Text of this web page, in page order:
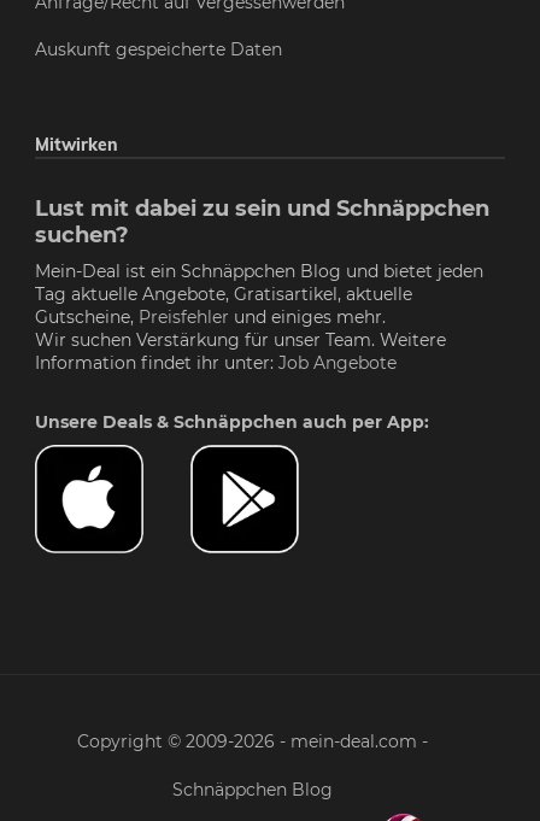
Auskunft gespeicherte Daten
Mitwirken
Lust mit dabei zu sein und Schnäppchen
suchen?
Mein-Deal ist ein Schnäppchen Blog und bietet jeden
Tag aktuelle Angebote, Gratisartikel, aktuelle
Gutscheine, Preisfehler und einiges mehr.
Wir suchen Verstärkung für unser Team. Weitere
Information findet ihr unter: Job Angebote
Unsere Deals & Schnäppchen auch per App:
Copyright © 2009-2026 - mein-deal.com -
Schnäppchen Blog